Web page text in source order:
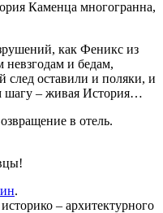
Каменца многогранна,
как Феникс из
невзгодам и бедам,
след оставили и поляки, и
шагу – живая История…
в отель.
.
– архитектурного